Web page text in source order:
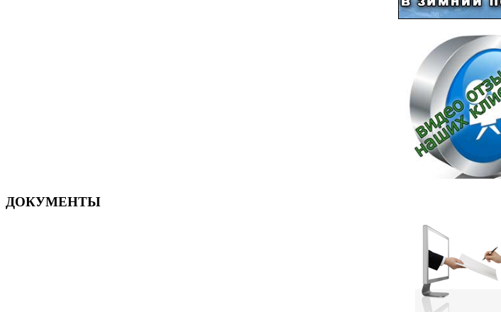
ДОКУМЕНТЫ